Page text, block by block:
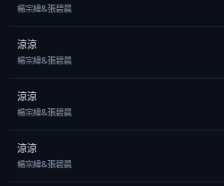
楊宗緯&張碧晨
涼涼
楊宗緯&張碧晨
涼涼
楊宗緯&張碧晨
涼涼
楊宗緯&張碧晨